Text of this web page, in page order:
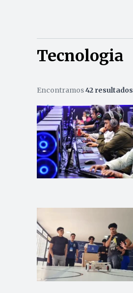
Tecnologia
Encontramos42 resultados